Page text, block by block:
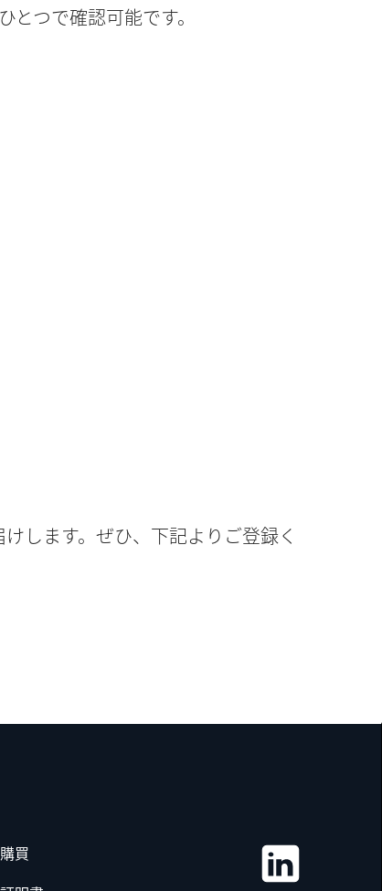
とつで確認可能です。
します。ぜひ、下記よりご登録く
購買